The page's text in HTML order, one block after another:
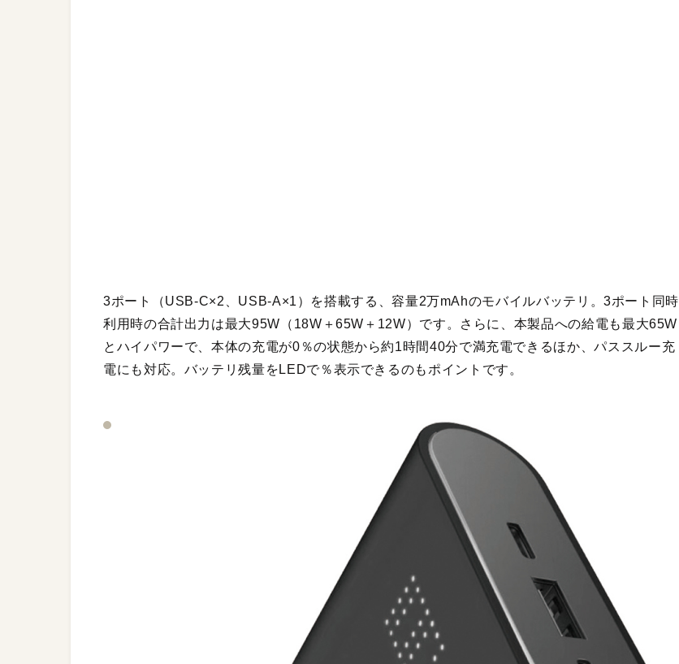
3ポート（USB-C×2、USB-A×1）を搭載する、容量2万mAhのモバイルバッテリ。3ポート同時
利用時の合計出力は最大95W（18W＋65W＋12W）です。さらに、本製品への給電も最大65W
とハイパワーで、本体の充電が0％の状態から約1時間40分で満充電できるほか、パススルー充
電にも対応。バッテリ残量をLEDで％表示できるのもポイントです。